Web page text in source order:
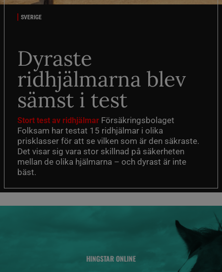
SVERIGE
Dyraste
ridhjälmarna blev
sämst i test
Stort test av ridhjälmar Försäkringsbolaget
Folksam har testat 15 ridhjälmar i olika
prisklasser för att se vilken som är den säkraste.
Det visar sig vara stor skillnad på säkerheten
mellan de olika hjälmarna – och dyrast är inte
bäst.
HINGSTAR ONLINE